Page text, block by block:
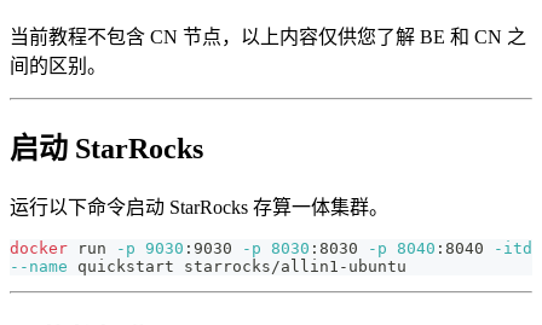
当前教程不包含 CN 节点，以上内容仅供您了解 BE 和 CN 之
间的区别。
启动 StarRocks
运行以下命令启动 StarRocks 存算一体集群。
docker run -p 9030 :9030 -p 8030 :8030 -p 8040 :8040
-itd
--name quickstart starrocks/allin1-ubuntu